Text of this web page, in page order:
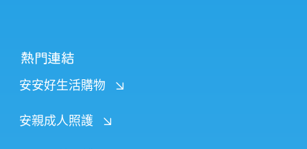
熱門連結
安安好生活購物
安親成人照護